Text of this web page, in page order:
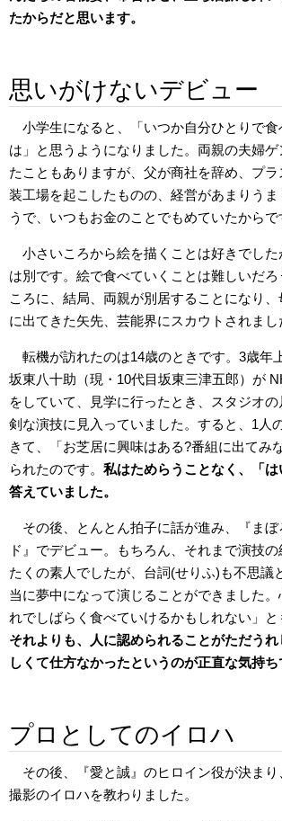
たからだと思います。
思いがけないデビュー
小学生になると、「いつか自分ひとりで食
は」と思うようになりました。両親の夫婦
たこともありますが、父が商社を辞め、プ
装工場を起こしたものの、経営があまりうま
うで、いつもお金のことでもめていたからで
小さいころから絵を描くことは好きでした
は別です。絵で食べていくことは難しいだろ
ころに、結局、両親が別居することになり
に出てきた矢先、芸能界にスカウトされまし
転機が訪れたのは14歳のときです。3歳年
坂東八十助（現・10代目坂東三津五郎）が
をしていて、見学に行ったとき、スタジオ
剣な演技に見入っていました。すると、1人
きて、「お芝居に興味はある?番組に出てみ
られたのです。 私はためらうことなく、「
答えていました。
その後、とんとん拍子に話が進み、『ま
ド』でデビュー。もちろん、それまで演技
たくの素人でしたが、台詞(せりふ)も不思議
当に夢中になって演じることができました。
れでしばらく食べていけるかもしれない」と
それよりも、人に認められることがただう
しくて仕方なかったというのが正直な気持ち
プロとしてのイロハ
その後、『愛と誠』のヒロイン役が決ま
撮影のイロハを教わりました。